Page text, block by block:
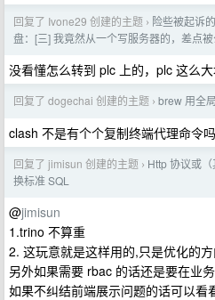
回复了 Ivone29 创建的主题 › 险些被起诉
盘：[三] 我竟然从一个写服务器的，差点
没看懂怎么转到 plc 上的，plc 这么大
回复了 dogechai 创建的主题 › brew 用全
clash 不是有个个复制终端代理命令吗
回复了 jimisun 创建的主题 › Http 协议或
换标准 SQL
@jimisun
1.trino 不算重
2. 这玩意就是这样用的,只是优化的
另外如果需要 rbac 的话还是要在业
如果不纠结前端展示问题的话可以